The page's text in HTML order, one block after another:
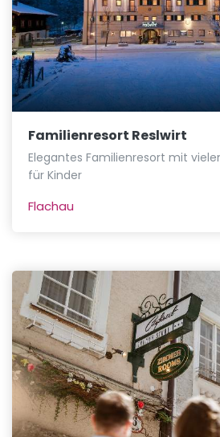
Familienresort Reslwirt
Elegantes Familienresort mit
für Kinder
Flachau